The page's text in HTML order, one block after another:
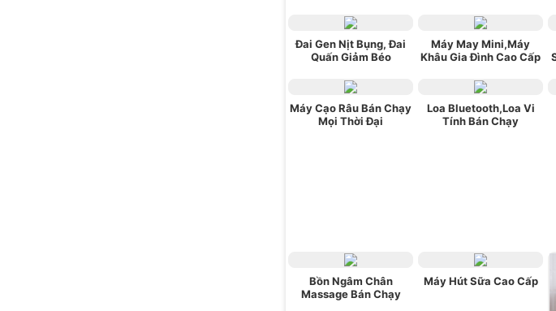
Đai Gen Nịt Bụng, Đai
Quấn Giảm Béo
Máy May Mini,Máy
Khâu Gia Đình Cao Cấp
Máy Cạo Râu Bán Chạy
Mọi Thời Đại
Loa Bluetooth,Loa Vi
Tính Bán Chạy
Bồn Ngâm Chân
Massage Bán Chạy
Máy Hút Sữa Cao Cấp